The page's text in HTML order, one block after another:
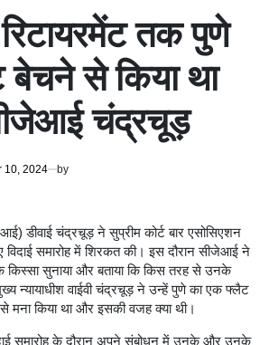
रिटायरमेंट तक पुणे
से किया था
चंद्रचूड़
10, 2024 by
डीवाई चंद्रचूड़ ने सुप्रीम कोर्ट बार एसोसिएशन
विदाई समारोह में शिरकत की। इस दौरान सीजेआई ने
किस्सा सुनाया और बताया कि किस तरह से उनके
न्यायाधीश वाईवी चंद्रचूड़ ने उन्हें पुणे का एक फ्लैट
मना किया था और इसकी वजह क्या थी।
समारोह के दौरान अपने संबोधन में उनके और उनके